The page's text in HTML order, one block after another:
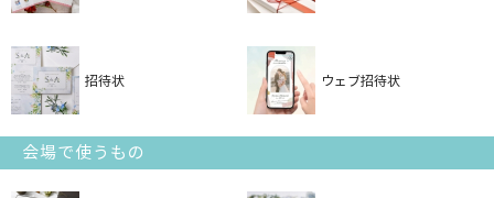
招待状 ウェブ招待状
会場で使うもの